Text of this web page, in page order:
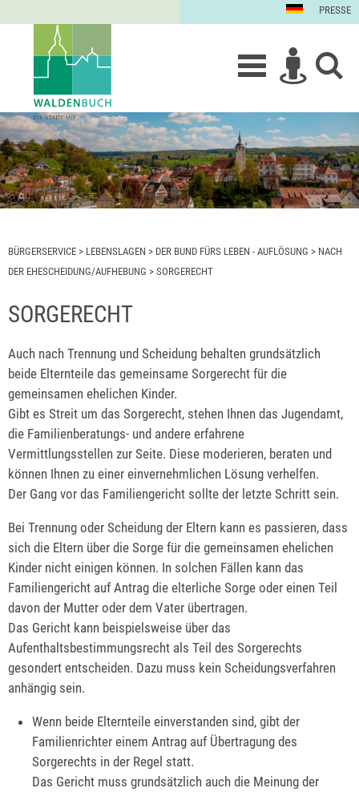
PRESSE
BÜRGERSERVICE > LEBENSLAGEN > DER BUND FÜRS LEBEN - AUFLÖSUNG > NACH
DER EHESCHEIDUNG/AUFHEBUNG > SORGERECHT
SORGERECHT
Auch nach Trennung und Scheidung behalten grundsätzlich
beide Elternteile das gemeinsame Sorgerecht für die
gemeinsamen ehelichen Kinder.
Gibt es Streit um das Sorgerecht, stehen Ihnen das Jugendamt,
die Familienberatungs- und andere erfahrene
Vermittlungsstellen zur Seite. Diese moderieren, beraten und
können Ihnen zu einer einvernehmlichen Lösung verhelfen.
Der Gang vor das Familiengericht sollte der letzte Schritt sein.
Bei Trennung oder Scheidung der Eltern kann es passieren, dass
sich die Eltern über die Sorge für die gemeinsamen ehelichen
Kinder nicht einigen können. In solchen Fällen kann das
Familiengericht auf Antrag die elterliche Sorge oder einen Teil
davon der Mutter oder dem Vater übertragen.
Das Gericht kann beispielsweise über das
Aufenthaltsbestimmungsrecht als Teil des Sorgerechts
gesondert entscheiden. Dazu muss kein Scheidungsverfahren
anhängig sein.
Wenn beide Elternteile einverstanden sind, gibt der
Familienrichter einem Antrag auf Übertragung des
Sorgerechts in der Regel statt.
Das Gericht muss grundsätzlich auch die Meinung der